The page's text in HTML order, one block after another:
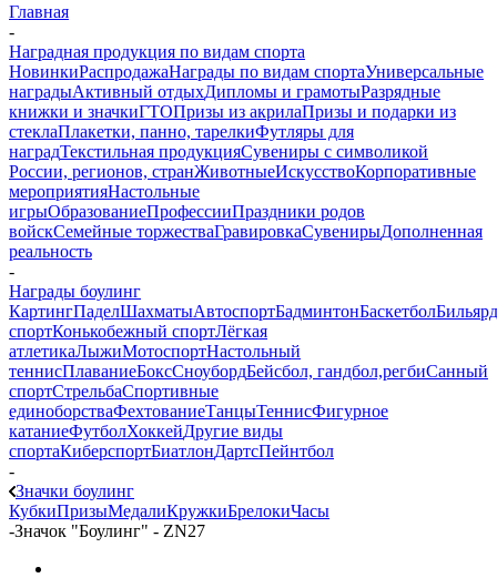
Главная
-
Наградная продукция по видам спорта
НовинкиРаспродажаНаграды по видам спортаУниверсальные
наградыАктивный отдыхДипломы и грамотыРазрядные
книжки и значкиГТОПризы из акрилаПризы и подарки из
стеклаПлакетки, панно, тарелкиФутляры для
наградТекстильная продукцияСувениры с символикой
России, регионов, странЖивотныеИскусствоКорпоративные
мероприятияНастольные
игрыОбразованиеПрофессииПраздники родов
войскСемейные торжестваГравировкаСувенирыДополненная
реальность
-
Награды боулинг
КартингПаделШахматыАвтоспортБадминтонБаскетболБильярд
спортКонькобежный спортЛёгкая
атлетикаЛыжиМотоспортНастольный
теннисПлаваниеБоксСноубордБейсбол, гандбол,регбиСанный
спортСтрельбаСпортивные
единоборстваФехтованиеТанцыТеннисФигурное
катаниеФутболХоккейДругие виды
спортаКиберспортБиатлонДартсПейнтбол
-
Значки боулинг
КубкиПризыМедалиКружкиБрелокиЧасы
-Значок "Боулинг" - ZN27